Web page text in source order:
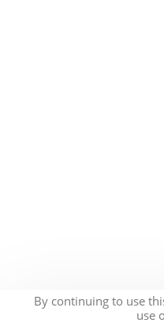
By continuing to use
use